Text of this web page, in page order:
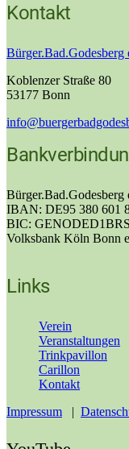
Kontakt
Bürger.Bad.Godesberg
Koblenzer Straße 80
53177 Bonn
Bürger.Bad.Godesberg
IBAN: DE95 380 601
BIC: GENODED1BRS
Volksbank Köln Bonn
Links
Verein
Veranstaltungen
Trinkpavillon
Carillon
Kontakt
Impressum |